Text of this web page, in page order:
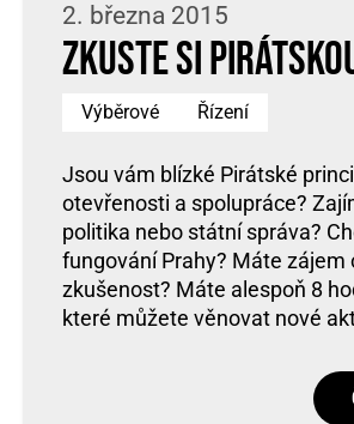
2. března 2015
Zkuste si
Výběrové Řízení
Jsou vám blízké Pirátské
otevřenosti a spolupráce?
politika nebo státní správa?
fungování Prahy? Máte zájem
zkušenost? Máte alespoň 8
které můžete věnovat nové